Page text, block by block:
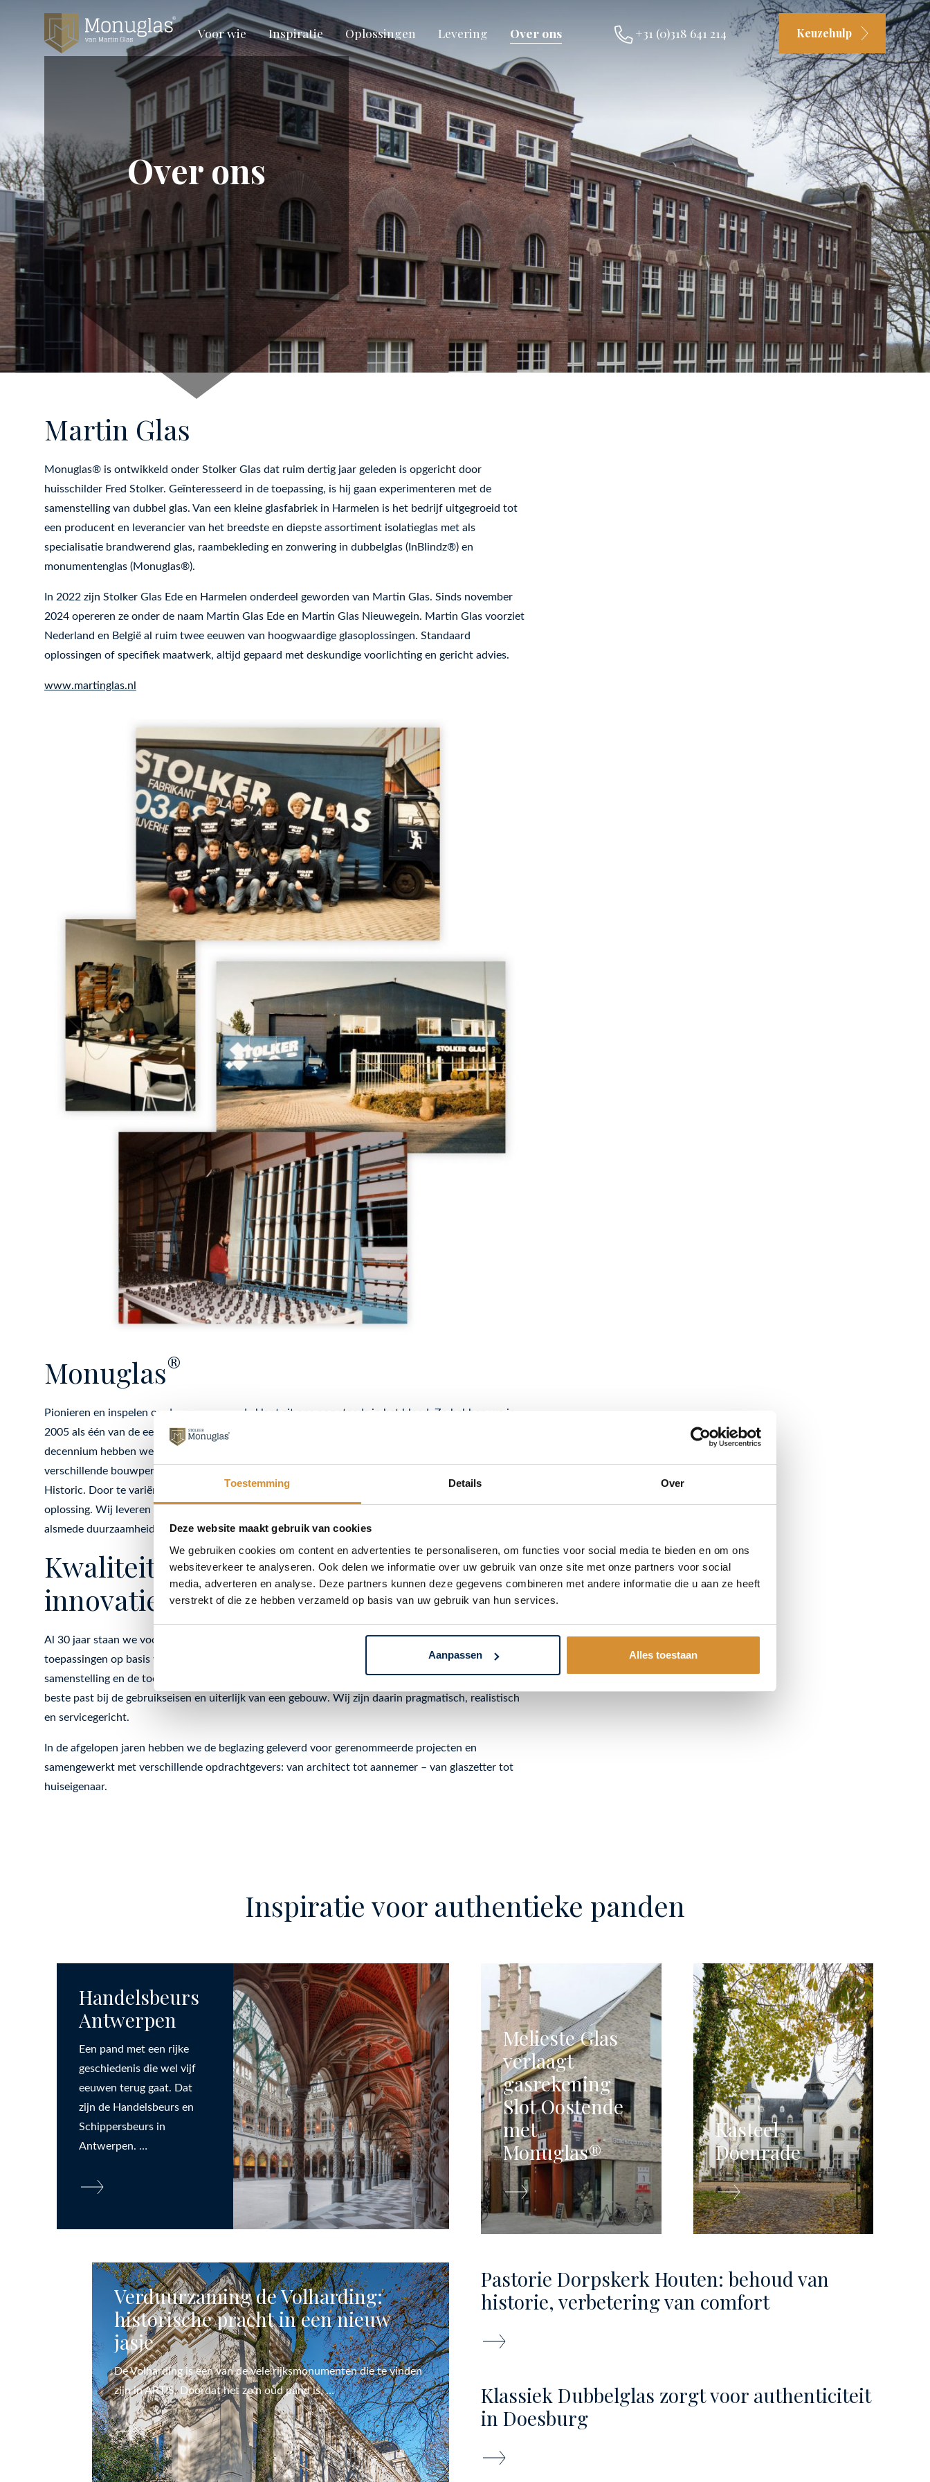
Toestemming Details Over
Deze website maakt gebruik van cookies
We gebruiken cookies om content en advertenties te personaliseren, om functies voor social media te bieden en om ons
websiteverkeer te analyseren. Ook delen we informatie over uw gebruik van onze site met onze partners voor social
media, adverteren en analyse. Deze partners kunnen deze gegevens combineren met andere informatie die u aan ze heeft
verstrekt of die ze hebben verzameld op basis van uw gebruik van hun services.
Aanpassen Alles toestaan
Voor wie Inspiratie Oplossingen Levering Over ons +31 (0)318 641 214 Keuzehulp
Over ons
Martin Glas
Monuglas® is ontwikkeld onder Stolker Glas dat ruim dertig jaar geleden is opgericht door
huisschilder Fred Stolker. Geïnteresseerd in de toepassing, is hij gaan experimenteren met de
samenstelling van dubbel glas. Van een kleine glasfabriek in Harmelen is het bedrijf uitgegroeid tot
een producent en leverancier van het breedste en diepste assortiment isolatieglas met als
specialisatie brandwerend glas, raambekleding en zonwering in dubbelglas (InBlindz®) en
monumentenglas (Monuglas®).
In 2022 zijn Stolker Glas Ede en Harmelen onderdeel geworden van Martin Glas. Sinds november
2024 opereren ze onder de naam Martin Glas Ede en Martin Glas Nieuwegein. Martin Glas voorziet
Nederland en België al ruim twee eeuwen van hoogwaardige glasoplossingen. Standaard
oplossingen of specifiek maatwerk, altijd gepaard met deskundige voorlichting en gericht advies.
www.martinglas.nl
Monuglas®
Pionieren en inspelen op de wensen van de klant zit ons nog steeds in het bloed. Zo hebben we in
2005 als één van de eerste dubbel glas ontwikkeld voor een monumentaal pand. In het afgelopen
decennium hebben we dit extra dunne isolatieglas doorontwikkeld op basis van het karakter van
verschillende bouwperiodes. Nu brengen we drie varianten op de markt, Modern, Classic and
Historic. Door te variëren in de glassamenstelling bieden we voor elk monumentaal pand de juiste
oplossing. Wij leveren daarmee een bijdrage aan het in stand houden van cultureel erfgoed,
alsmede duurzaamheid, energiebesparing en comfort.
Kwaliteit, betrouwbaarheid en
innovatie
Al 30 jaar staan we voor kwaliteit, betrouwbaarheid en innovatie in glas. We ontwikkelen
toepassingen op basis van de wensen van onze klant. Met een diepgaande kennis van glas, de
samenstelling en de toepassing ervan adviseren wij onze klanten welke HR++ glas oplossing het
beste past bij de gebruikseisen en uiterlijk van een gebouw. Wij zijn daarin pragmatisch, realistisch
en servicegericht.
In de afgelopen jaren hebben we de beglazing geleverd voor gerenommeerde projecten en
samengewerkt met verschillende opdrachtgevers: van architect tot aannemer – van glaszetter tot
huiseigenaar.
Inspiratie voor authentieke panden
Handelsbeurs
Antwerpen
Een pand met een rijke
geschiedenis die wel vijf
eeuwen terug gaat. Dat
zijn de Handelsbeurs en
Schippersbeurs in
Antwerpen. …
Verduurzaming de Volharding:
historische pracht in een nieuw
jasje
De Volharding is een van de vele rijksmonumenten die te vinden
zijn in ARTIS. Doordat het zo’n oud pand is, …
Melieste Glas
verlaagt
gasrekening
Slot Oostende
met
Monuglas®
Kasteel
Doenrade
Pastorie Dorpskerk Houten: behoud van
historie, verbetering van comfort
Klassiek Dubbelglas zorgt voor authenticiteit
in Doesburg